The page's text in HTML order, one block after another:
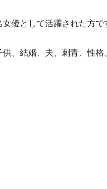
優として活躍された方で
、結婚、夫、刺青、性